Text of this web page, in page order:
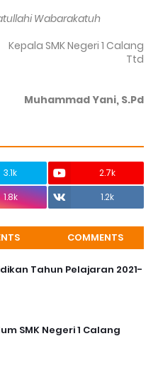
Wabarakatuh
Kepala SMK Negeri 1 Calang
Ttd
Muhammad Yani, S.Pd
3.1k
2.7k
1.8k 1.2k
COMMENTS
Tahun Pelajaran 2021-
SMK Negeri 1 Calang